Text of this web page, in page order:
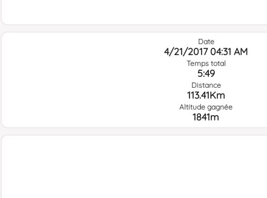
Date
4/21/2017 04:31 AM
Temps total
5:49
Distance
113.41Km
Altitude gagnée
1841m